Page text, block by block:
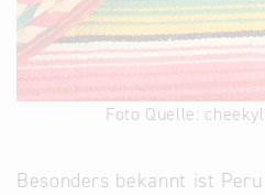
Foto Quelle:
Besonders bekannt ist